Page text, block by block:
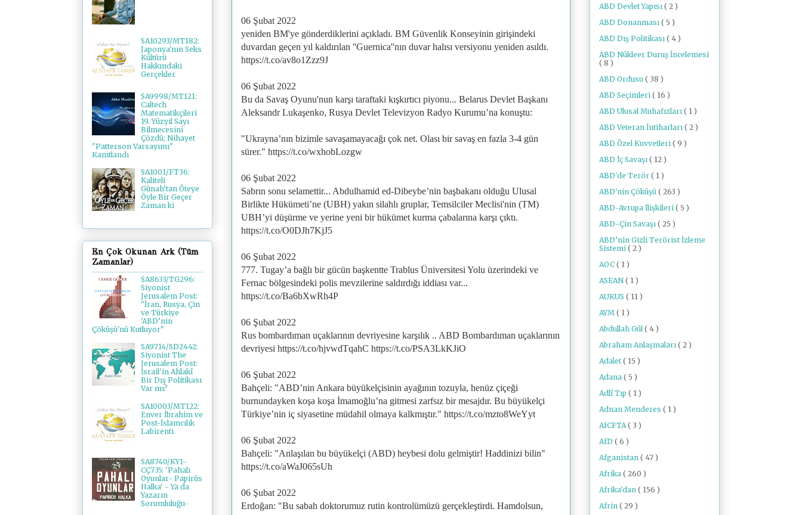
06 Şubat 2022
yeniden BM'ye gönderdiklerini açıkladı. BM Güvenlik Konseyinin girişindeki
duvardan geçen yıl kaldırılan ''Guernica''nın duvar halısı versiyonu yeniden asıldı.
https://t.co/av8o1Zzz9J
06 Şubat 2022
Bu da Savaş Oyunu'nun karşı taraftaki kışkırtıcı piyonu... Belarus Devlet Başkanı
Aleksandr Lukaşenko, Rusya Devlet Televizyon Radyo Kurumu’na konuştu:
"Ukrayna’nın bizimle savaşamayacağı çok net. Olası bir savaş en fazla 3-4 gün
sürer." https://t.co/wxhobLozgw
06 Şubat 2022
Sabrın sonu selamettir... Abdulhamid ed-Dibeybe’nin başbakanı olduğu Ulusal
Birlikte Hükümeti’ne (UBH) yakın silahlı gruplar, Temsilciler Meclisi'nin (TM)
UBH’yi düşürme ve yerine yeni bir hükümet kurma çabalarına karşı çıktı.
https://t.co/O0DJh7KjJ5
06 Şubat 2022
777. Tugay’a bağlı bir gücün başkentte Trablus Üniversitesi Yolu üzerindeki ve
Fernac bölgesindeki polis mevzilerine saldırdığı iddiası var...
https://t.co/Ba6bXwRh4P
06 Şubat 2022
Rus bombardıman uçaklarının devriyesine karşılık .. ABD Bombardıman uçaklarının
devriyesi https://t.co/hjvwdTqahC https://t.co/PSA3LkKJiO
06 Şubat 2022
Bahçeli: "ABD’nin Ankara büyükelçisinin ayağının tozuyla, henüz çiçeği
burnundayken koşa koşa İmamoğlu’na gitmesi zarfsız bir mesajdır. Bu büyükelçi
Türkiye’nin iç siyasetine müdahil olmaya kalkmıştır." https://t.co/mzto8WeYyt
06 Şubat 2022
Bahçeli: "Anlaşılan bu büyükelçi (ABD) heybesi dolu gelmiştir! Haddinizi bilin"
https://t.co/aWaJ065sUh
06 Şubat 2022
Erdoğan: "Bu sabah doktorumuz rutin kontrolümüzü gerçekleştirdi. Hamdolsun,
SA10293/MT182:
Japonya'nın Seks
Kültürü
Hakkındaki
Gerçekler
SA9998/MT121:
Caltech
Matematikçileri
19. Yüzyıl Sayı
Bilmecesini
Çözdü; Nihayet
"Patterson Varsayımı"
Kanıtlandı
SA1001/FT36:
Kaliteli
Günah’tan Öteye
Öyle Bir Geçer
Zaman ki
En Çok Okunan Ark (Tüm
Zamanlar)
SA8633/TG296:
Siyonist
Jerusalem Post:
"İran, Rusya, Çin
ve Türkiye
'ABD’nin
Çöküşü'nü Kutluyor"
SA9714/SD2442:
Siyonist The
Jerusalem Post:
İsrail'in Ahlakî
Bir Dış Politikası
Var mı?
SA10003/MT122:
Enver İbrahim ve
Post-İslamcılık
Labirenti
SA8740/KY1-
CÇ735: 'Pahalı
Oyunlar- Papirüs
Halka' - Ya da
Yazarın
Sorumluluğu-
ABD Devlet Yapısı ( 2 )
ABD Donanması ( 5 )
ABD Dış Politikası ( 4 )
ABD Nükleer Duruş İncelemesi
( 8 )
ABD Ordusu ( 38 )
ABD Seçimleri ( 16 )
ABD Ulusal Muhafızları ( 1 )
ABD Veteran İntiharları ( 2 )
ABD Özel Kuvvetleri ( 9 )
ABD İç Savaşı ( 12 )
ABD'de Terör ( 1 )
ABD'nin Çöküşü ( 263 )
ABD-Avrupa İlişkileri ( 5 )
ABD-Çin Savaşı ( 25 )
ABD’nin Gizli Terörist İzleme
Sistemi ( 2 )
AOC ( 1 )
ASEAN ( 1 )
AUKUS ( 11 )
AYM ( 1 )
Abdullah Gül ( 4 )
Abraham Anlaşmaları ( 2 )
Adalet ( 15 )
Adana ( 5 )
Adlî Tıp ( 1 )
Adnan Menderes ( 1 )
AfCFTA ( 3 )
AfD ( 6 )
Afganistan ( 47 )
Afrika ( 260 )
Afrika'dan ( 156 )
Afrin ( 29 )